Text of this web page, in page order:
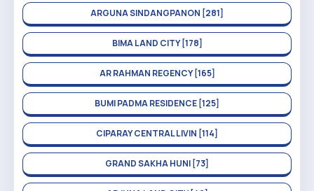
ARGUNA SINDANGPANON [281]
BIMA LAND CITY [178]
AR RAHMAN REGENCY [165]
BUMI PADMA RESIDENCE [125]
CIPARAY CENTRAL LIVIN [114]
GRAND SAKHA HUNI [73]